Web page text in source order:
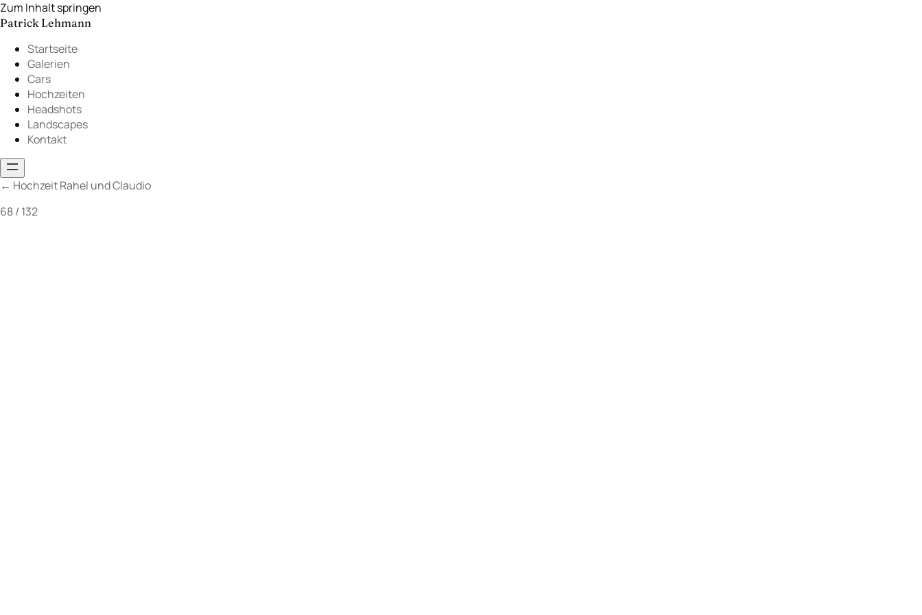
Zum Inhalt springen
Patrick Lehmann
Startseite
Galerien
Cars
Hochzeiten
Headshots
Landscapes
Kontakt
← Hochzeit Rahel und Claudio
68 / 132